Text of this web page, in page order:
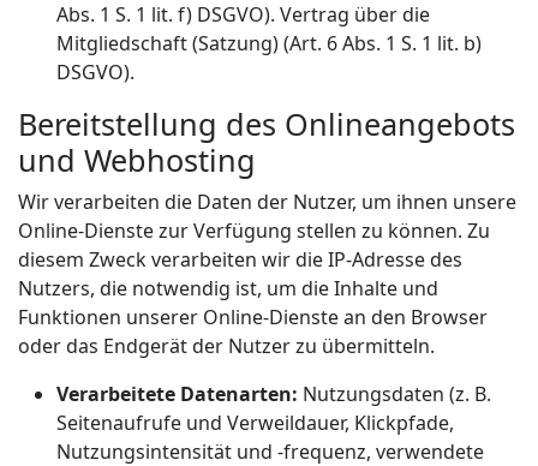
Abs. 1 S. 1 lit. f) DSGVO). Vertrag über die
Mitgliedschaft (Satzung) (Art. 6 Abs. 1 S. 1 lit. b)
DSGVO).
Bereitstellung des Onlineangebots
und Webhosting
Wir verarbeiten die Daten der Nutzer, um ihnen unsere
Online-Dienste zur Verfügung stellen zu können. Zu
diesem Zweck verarbeiten wir die IP-Adresse des
Nutzers, die notwendig ist, um die Inhalte und
Funktionen unserer Online-Dienste an den Browser
oder das Endgerät der Nutzer zu übermitteln.
Verarbeitete Datenarten: Nutzungsdaten (z. B.
Seitenaufrufe und Verweildauer, Klickpfade,
Nutzungsintensität und -frequenz, verwendete